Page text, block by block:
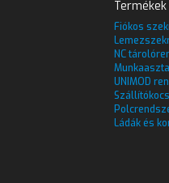
Termékek
Fiókos
NC
UNIMOD
Ládák és